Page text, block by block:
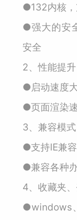
●132内核
●强大的安
安全
2、性能提升
●启动速度
●页面渲染
3、兼容模式
●支持IE兼
●兼容各种
4、收藏夹
●windows